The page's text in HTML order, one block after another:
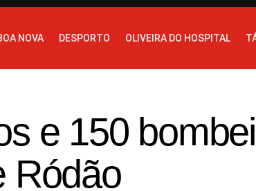
NOVA DESPORTO OLIVEIRA DO HOSPITAL
e 150
Ródão